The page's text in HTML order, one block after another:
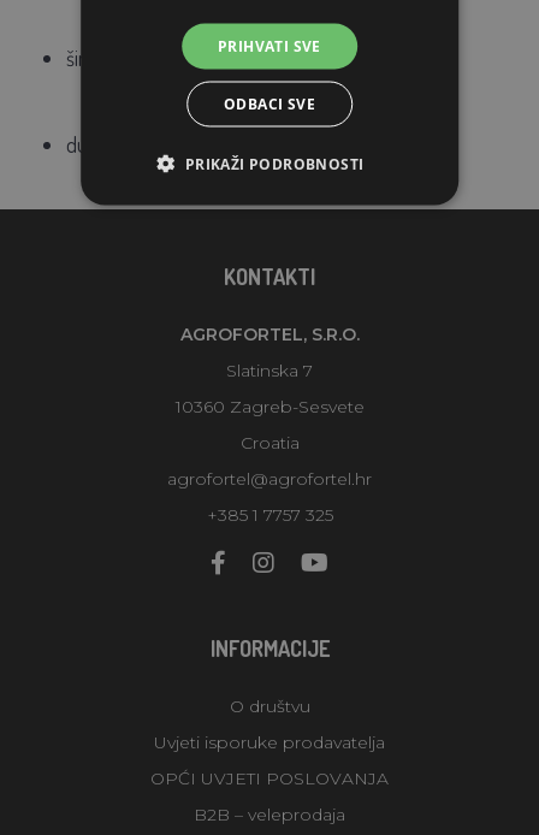
širina 45 mm
dužina 25 m
KONTAKTI
AGROFORTEL, S.R.O.
Slatinska 7
10360 Zagreb-Sesvete
Croatia
agrofortel@agrofortel.hr
+385 1 7757 325
INFORMACIJE
O društvu
Uvjeti isporuke prodavatelja
OPĆI UVJETI POSLOVANJA
B2B – veleprodaja
PRIHVATI SVE
ODBACI SVE
PRIKAŽI PODROBNOSTI